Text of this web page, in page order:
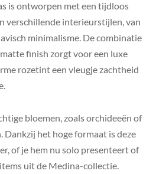
is ontworpen met een tijdloos
verschillende interieurstijlen, van
minimalisme. De combinatie
finish zorgt voor een luxe
rozetint een vleugje zachtheid
bloemen, zoals orchideeën of
Dankzij het hoge formaat is deze
of je hem nu solo presenteert of
uit de Medina-collectie.